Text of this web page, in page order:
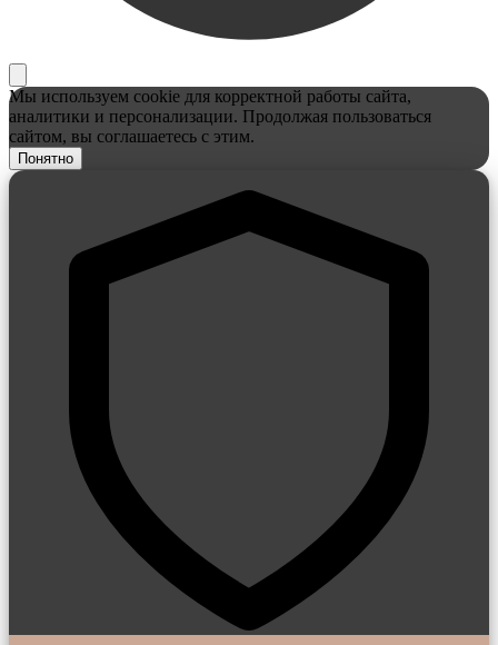
Мы используем cookie для корректной работы сайта,
аналитики и персонализации. Продолжая пользоваться
сайтом, вы соглашаетесь с этим.
Понятно